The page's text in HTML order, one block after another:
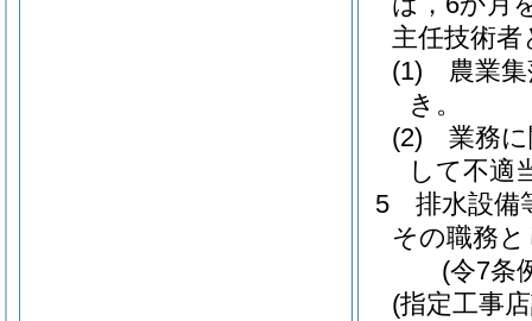
主任技術
(1)
農業
き。
(2)
業務
して不適
5
排水設備
その職務
(令7条
(指定工事